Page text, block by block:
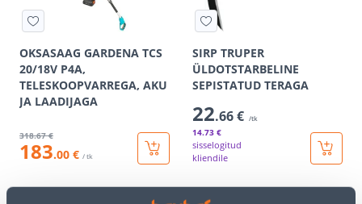
OKSASAAG GARDENA TCS
20/18V P4A,
TELESKOOPVARREGA, AKU
JA LAADIJAGA
318.67 €
183.00 € / tk
SIRP TRUPER
ÜLDOTSTARBELINE
SEPISTATUD TERAGA
22.66 € /tk
14.73 €
sisselogitud
kliendile